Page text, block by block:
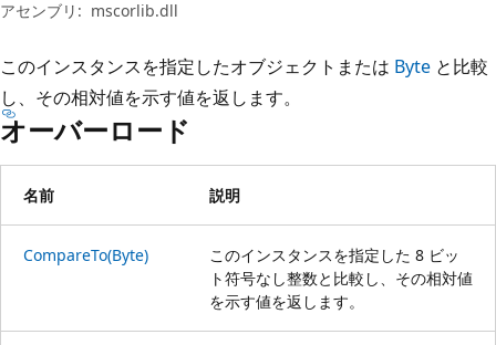
アセンブリ: mscorlib.dll
このインスタンスを指定したオブジェクトまたは Byte と比較
し、その相対値を示す値を返します。
オーバーロード
名前 説明
CompareTo(Byte)
このインスタンスを指定した 8 ビッ
ト符号なし整数と比較し、その相対値
を示す値を返します。